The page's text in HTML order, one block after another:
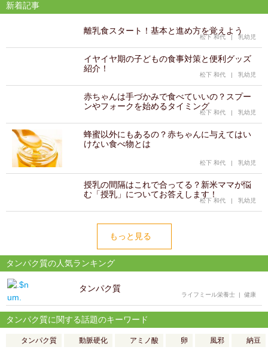
新着記事
離乳食スタート！基本と進め方を覚えよう
松下 和代 | 乳幼児
イヤイヤ期の子どもの食事対策と便利グッズ
紹介！
松下 和代 | 乳幼児
赤ちゃんは手づかみで食べていいの？スプー
ンやフォークを始めるタイミング
松下 和代 | 乳幼児
蜂蜜以外にもあるの？赤ちゃんに与えてはい
けない食べ物とは
松下 和代 | 乳幼児
授乳の間隔はこれで合ってる？新米ママが悩
む「授乳」についてお答えします！
松下 和代 | 乳幼児
もっと見る
タンパク質の人気ランキング
タンパク質
ライフミール栄養士 | 健康
タンパク質に関する話題のキーワード
タンパク質 動脈硬化 アミノ酸 卵 風邪 納豆